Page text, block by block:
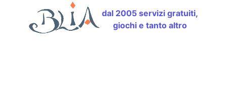
dal 2005 servizi gratuiti,
giochi e tanto altro